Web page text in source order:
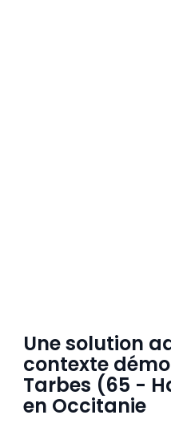
Une solution
contexte
Tarbes (65 -
en Occitanie